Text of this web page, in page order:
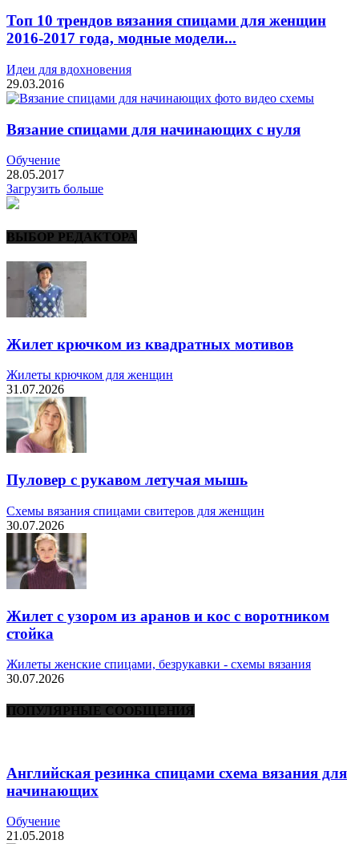
Топ 10 трендов вязания спицами для женщин
2016-2017 года, модные модели...
Идеи для вдохновения
29.03.2016
Вязание спицами для начинающих с нуля
Обучение
28.05.2017
Загрузить больше
ВЫБОР РЕДАКТОРА
Жилет крючком из квадратных мотивов
Жилеты крючком для женщин
31.07.2026
Пуловер с рукавом летучая мышь
Схемы вязания спицами свитеров для женщин
30.07.2026
Жилет с узором из аранов и кос с воротником
стойка
Жилеты женские спицами, безрукавки - схемы вязания
30.07.2026
ПОПУЛЯРНЫЕ СООБЩЕНИЯ
Английская резинка спицами схема вязания для
начинающих
Обучение
21.05.2018